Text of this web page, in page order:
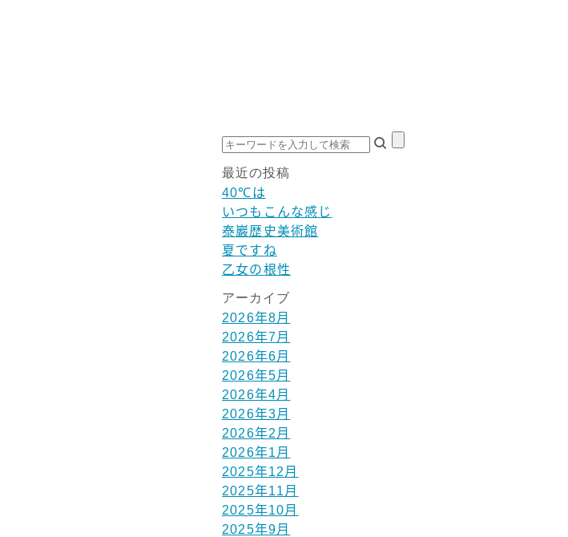
最近の投稿
40℃は
いつもこんな感じ
泰巖歴史美術館
夏ですね
乙女の根性
アーカイブ
2026年8月
2026年7月
2026年6月
2026年5月
2026年4月
2026年3月
2026年2月
2026年1月
2025年12月
2025年11月
2025年10月
2025年9月